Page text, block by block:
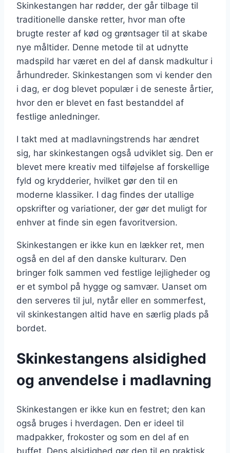
Skinkestangen har rødder, der går tilbage til
traditionelle danske retter, hvor man ofte
brugte rester af kød og grøntsager til at skabe
nye måltider. Denne metode til at udnytte
madspild har været en del af dansk madkultur i
århundreder. Skinkestangen som vi kender den
i dag, er dog blevet populær i de seneste årtier,
hvor den er blevet en fast bestanddel af
festlige anledninger.
I takt med at madlavningstrends har ændret
sig, har skinkestangen også udviklet sig. Den er
blevet mere kreativ med tilføjelse af forskellige
fyld og krydderier, hvilket gør den til en
moderne klassiker. I dag findes der utallige
opskrifter og variationer, der gør det muligt for
enhver at finde sin egen favoritversion.
Skinkestangen er ikke kun en lækker ret, men
også en del af den danske kulturarv. Den
bringer folk sammen ved festlige lejligheder og
er et symbol på hygge og samvær. Uanset om
den serveres til jul, nytår eller en sommerfest,
vil skinkestangen altid have en særlig plads på
bordet.
Skinkestangens alsidighed
og anvendelse i madlavning
Skinkestangen er ikke kun en festret; den kan
også bruges i hverdagen. Den er ideel til
madpakker, frokoster og som en del af en
buffet. Dens alsidighed gør den til en praktisk